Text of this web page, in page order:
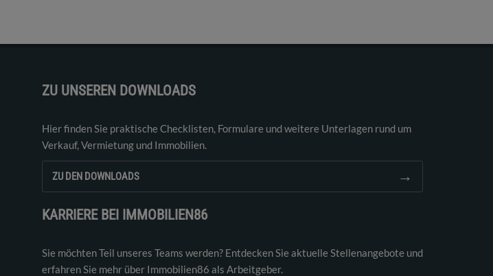
ZU UNSEREN DOWNLOADS
Hier finden Sie praktische Checklisten, Formulare und weitere Unterlagen rund um
Verkauf, Vermietung und Immobilien.
ZU DEN DOWNLOADS →
KARRIERE BEI IMMOBILIEN86
Sie möchten Teil unseres Teams werden? Entdecken Sie aktuelle Stellenangebote und
erfahren Sie mehr über Immobilien86 als Arbeitgeber.